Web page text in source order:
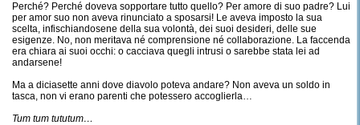
Perché? Perché doveva sopportare tutto quello? Per amore di suo padre? Lui
per amor suo non aveva rinunciato a sposarsi! Le aveva imposto la sua
scelta, infischiandosene della sua volontà, dei suoi desideri, delle sue
esigenze. No, non meritava né comprensione né collaborazione. La faccenda
era chiara ai suoi occhi: o cacciava quegli intrusi o sarebbe stata lei ad
andarsene!
Ma a diciasette anni dove diavolo poteva andare? Non aveva un soldo in
tasca, non vi erano parenti che potessero accoglierla…
Tum tum tututum…